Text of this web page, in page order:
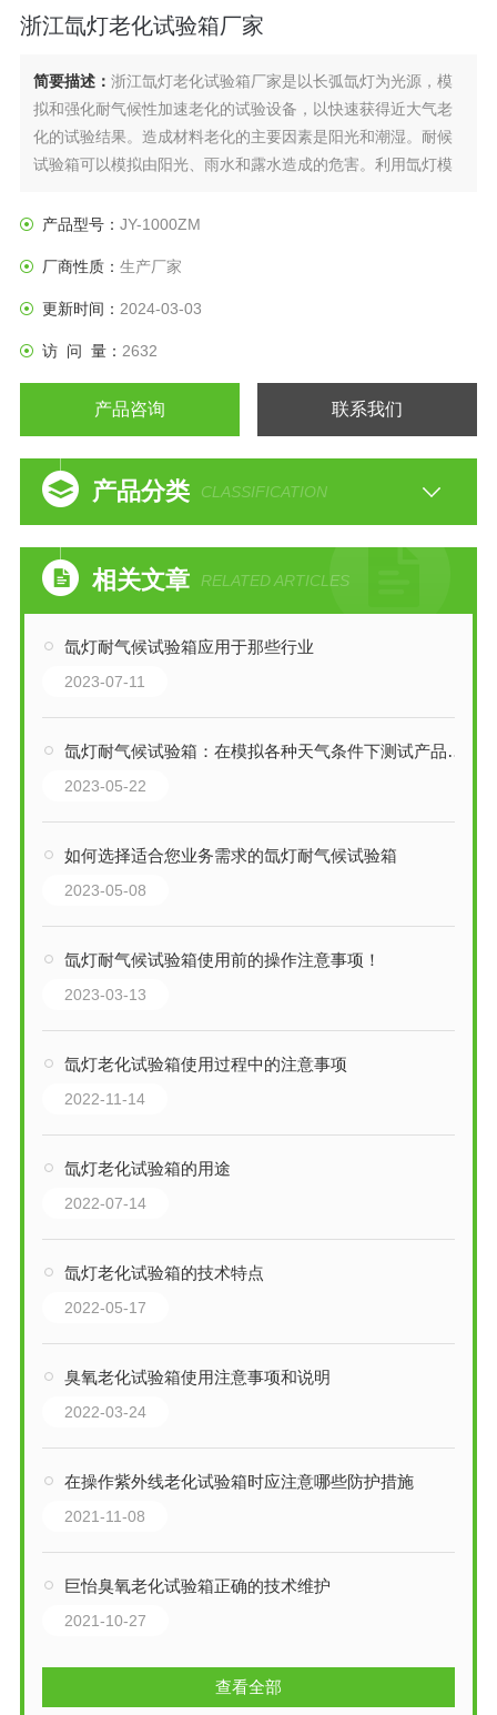
浙江氙灯老化试验箱厂家
简要描述： 浙江氙灯老化试验箱厂家是以长弧氙灯为光源，模
拟和强化耐气候性加速老化的试验设备，以快速获得近大气老
化的试验结果。造成材料老化的主要因素是阳光和潮湿。耐候
试验箱可以模拟由阳光、雨水和露水造成的危害。利用氙灯模
放置在一定温度下的光照和潮气交替的循环程序中进行测试，
产品型号： JY-1000ZM
厂商性质： 生产厂家
更新时间： 2024-03-03
访 问 量： 2632
产品咨询 联系我们
产品分类 CLASSIFICATION
相关文章 RELATED ARTICLES
氙灯耐气候试验箱应用于那些行业
2023-07-11
氙灯耐气候试验箱：在模拟各种天气条件下测试产品耐久性的利器
2023-05-22
如何选择适合您业务需求的氙灯耐气候试验箱
2023-05-08
氙灯耐气候试验箱使用前的操作注意事项！
2023-03-13
氙灯老化试验箱使用过程中的注意事项
2022-11-14
氙灯老化试验箱的用途
2022-07-14
氙灯老化试验箱的技术特点
2022-05-17
臭氧老化试验箱使用注意事项和说明
2022-03-24
在操作紫外线老化试验箱时应注意哪些防护措施
2021-11-08
巨怡臭氧老化试验箱正确的技术维护
2021-10-27
查看全部